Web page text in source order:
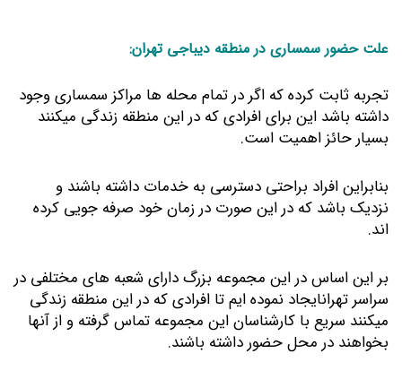
علت حضور سمساری در منطقه دیباجی تهران:
تجربه ثابت کرده که اگر در تمام محله ها مراکز سمساری وجود
داشته باشد این برای افرادی که در این منطقه زندگی میکنند
بسیار حائز اهمیت است.
بنابراین افراد براحتی دسترسی به خدمات داشته باشند و
نزدیک باشد که در این صورت در زمان خود صرفه جویی کرده
اند.
بر این اساس در این مجموعه بزرگ دارای شعبه های مختلفی در
سراسر تهرانایجاد نموده ایم تا افرادی که در این منطقه زندگی
میکنند سریع با کارشناسان این مجموعه تماس گرفته و از آنها
بخواهند در محل حضور داشته باشند.